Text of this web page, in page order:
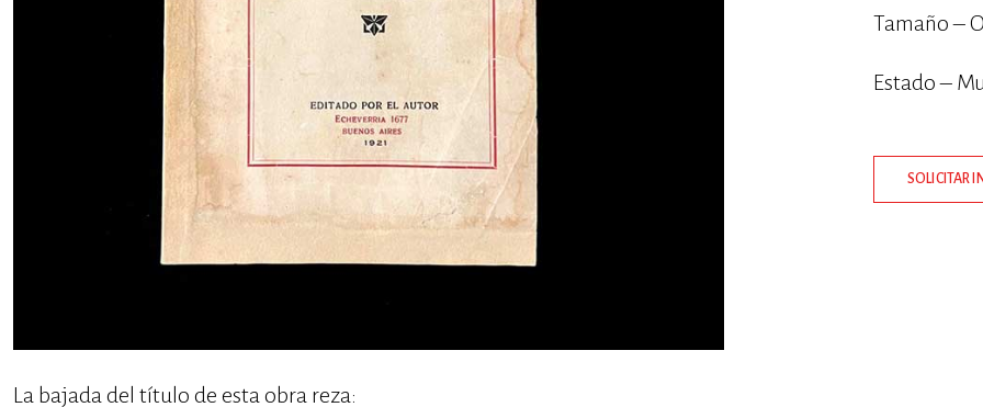
La bajada del título de esta obra reza:
Tamaño –
Estado –
SOLICITAR